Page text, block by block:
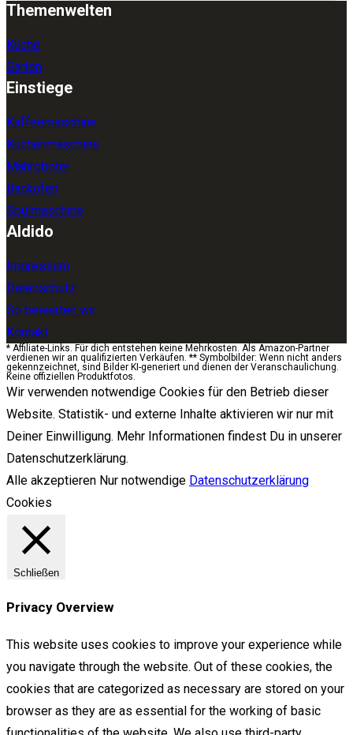
Themenwelten
Küche
Garten
Einstiege
Kaffeemaschine
Küchenmaschine
Mähroboter
Backofen
Spülmaschine
Aldido
Impressum
Datenschutz
So bewerten wir
Kontakt
* Affiliate-Links. Für dich entstehen keine Mehrkosten. Als Amazon-Partner
verdienen wir an qualifizierten Verkäufen. ** Symbolbilder: Wenn nicht anders
gekennzeichnet, sind Bilder KI-generiert und dienen der Veranschaulichung.
Keine offiziellen Produktfotos.
Wir verwenden notwendige Cookies für den Betrieb dieser
Website. Statistik- und externe Inhalte aktivieren wir nur mit
Deiner Einwilligung. Mehr Informationen findest Du in unserer
Datenschutzerklärung.
Alle akzeptieren Nur notwendige Datenschutzerklärung
Cookies
Schließen
Privacy Overview
This website uses cookies to improve your experience while
you navigate through the website. Out of these cookies, the
cookies that are categorized as necessary are stored on your
browser as they are as essential for the working of basic